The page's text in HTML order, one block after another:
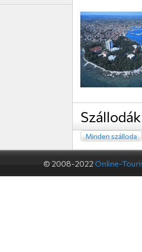
Szállodák
Minden szálloda
© 2008-2022 Online-